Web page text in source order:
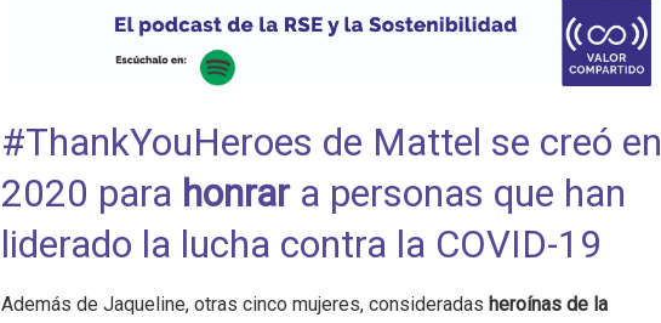
#ThankYouHeroes de Mattel se creó en
2020 para honrar a personas que han
liderado la lucha contra la COVID-19
Además de Jaqueline, otras cinco mujeres, consideradas heroínas de la